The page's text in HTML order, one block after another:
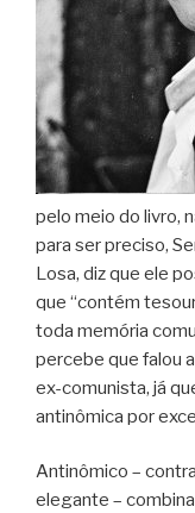
pelo meio do livro,
para ser preciso,
Losa, diz que ele
que “contém
toda memória
percebe que falou
ex-comunista, já
antinômica por
Antinômico –
elegante –